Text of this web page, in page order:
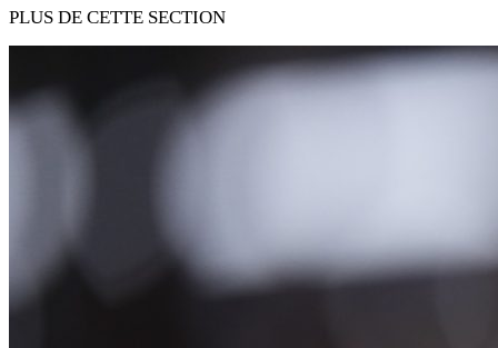
PLUS DE CETTE SECTION